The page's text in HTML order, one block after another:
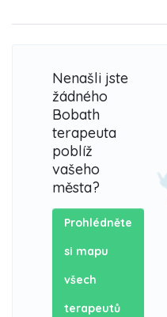
Nenašli jste
žádného
Bobath
terapeuta
poblíž
vašeho
města?
Prohlédněte
si mapu
všech
terapeutů